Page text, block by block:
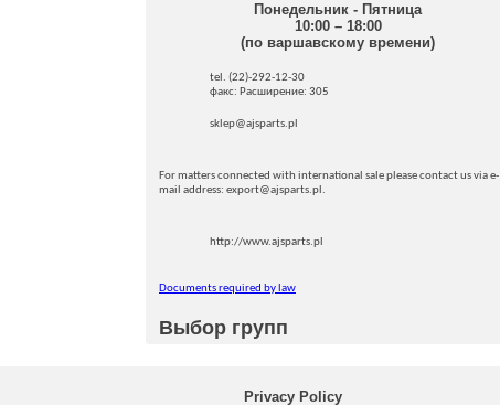
Понедельник - Пятница
10:00 – 18:00
(по варшавскому времени)
tel. (22)-292-12-30
факс: Pасширение: 305
sklep@ajsparts.pl
For matters connected with international sale please contact us via e-
mail address: export@ajsparts.pl.
http://www.ajsparts.pl
Documents required by law
Выбор групп
Privacy Policy